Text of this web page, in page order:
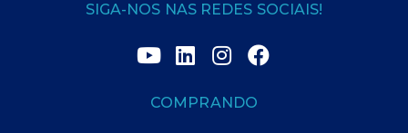
SIGA-NOS NAS REDES SOCIAIS!
COMPRANDO